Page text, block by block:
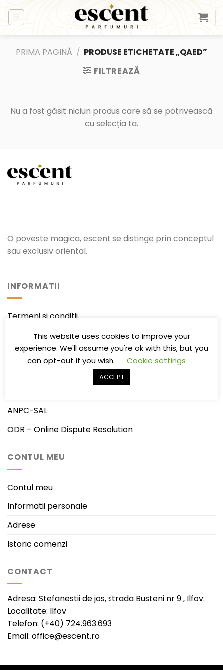
PRIMA PAGINĂ / PRODUSE ETICHETATE „QAED”
FILTREAZĂ
Nu a fost găsit niciun produs care să se potrivească
cu selecția ta.
O poveste magica, escent se distinge prin conceptul
sau exclusiv oriental.
INFORMATII
Termeni si conditii
Politica de confidentialitate
Politica de Livrare/Retur
ANPC-SAL
ODR – Online Dispute Resolution
CONTUL MEU
Contul meu
Informatii personale
Adrese
Istoric comenzi
CONTACT
Adresa: Stefanestii de jos, strada Busteni nr 9 , Ilfov.
Localitate: Ilfov
Telefon: (+40) 724.963.693
Email: office@escent.ro
This website uses cookies to improve your
experience. We'll assume you're ok with this, but you
can opt-out if you wish.
Cookie settings
ACCEPT